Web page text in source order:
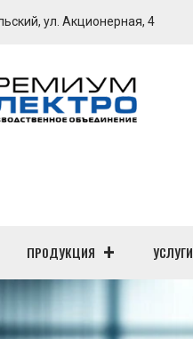
ул. Акционерная, 4
ПРОДУКЦИЯ УСЛУГИ